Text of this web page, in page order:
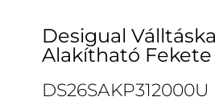
Desigual
Alakítható Fekete
DS26SAKP312000U